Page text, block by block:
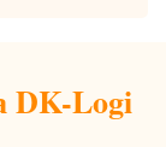
DK-Logi